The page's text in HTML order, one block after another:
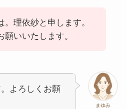
。理依紗と申します。
願いいたします。
まゆみ
よろしくお願